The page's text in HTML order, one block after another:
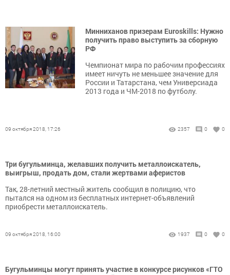
Минниханов призерам Euroskills: Нужно
получить право выступить за сборную
РФ
Чемпионат мира по рабочим профессиях
имеет ничуть не меньшее значение для
России и Татарстана, чем Универсиада
2013 года и ЧМ-2018 по футболу.
09 октября 2018, 17:26 2357 0 0
Три бугульминца, желавших получить металлоискатель,
выигрыш, продать дом, стали жертвами аферистов
Так, 28-летний местный житель сообщил в полицию, что
пытался на одном из бесплатных интернет-объявлений
приобрести металлоискатель.
09 октября 2018, 16:00 1937 0 0
Бугульминцы могут принять участие в конкурсе рисунков «ГТО